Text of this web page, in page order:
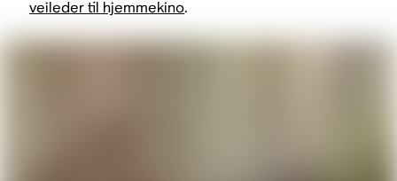
veileder til hjemmekino.